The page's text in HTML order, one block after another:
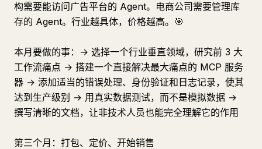
构需要能访问广告平台的 Agent。电商公司需要管理库
存的 Agent。行业越具体，价格越高。🎯
本月要做的事：→ 选择一个行业垂直领域，研究前 3 大
工作流痛点 → 搭建一个直接解决最大痛点的 MCP 服务
器 → 添加适当的错误处理、身份验证和日志记录，使其
达到生产级别 → 用真实数据测试，而不是模拟数据 →
撰写清晰的文档，让非技术人员也能完全理解它的作用
第三个月：打包、定价、开始销售